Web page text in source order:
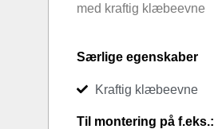
med kraftig klæbeevne
Særlige egenskaber
Kraftig klæbeevne
Til montering på f.eks.: